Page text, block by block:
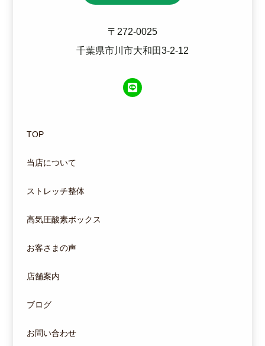
〒272-0025
千葉県市川市大和田3-2-12
TOP
当店について
ストレッチ整体
高気圧酸素ボックス
お客さまの声
店舗案内
ブログ
お問い合わせ